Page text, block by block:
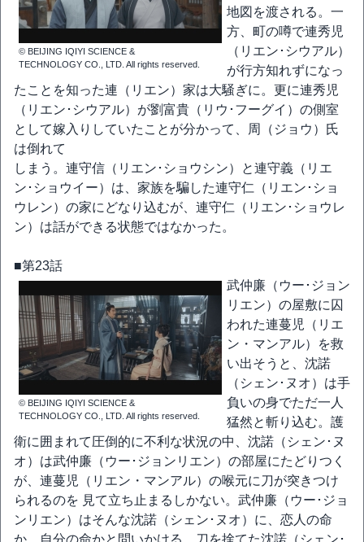
© BEIJING IQIYI SCIENCE &
TECHNOLOGY CO., LTD. All rights reserved.
地図を渡される。一
方、町の噂で連秀児
（リエン･シウアル）
が行方知れずになっ
たことを知った連（リエン）家は大騒ぎに。更に連秀児
（リエン･シウアル）が劉富貴（リウ･フーグイ）の側室
として嫁入りしていたことが分かって、周（ジョウ）氏
は倒れて
しまう。連守信（リエン･ショウシン）と連守義（リエ
ン･ショウイー）は、家族を騙した連守仁（リエン･ショ
ウレン）の家にどなり込むが、連守仁（リエン･ショウレ
ン）は話ができる状態ではなかった。
■第23話
© BEIJING IQIYI SCIENCE &
TECHNOLOGY CO., LTD. All rights reserved.
武仲廉（ウー･ジョン
リエン）の屋敷に囚
われた連蔓児（リエ
ン・マンアル）を救
い出そうと、沈諾
（シェン･ヌオ）は手
負いの身でただ一人
猛然と斬り込む。護
衛に囲まれて圧倒的に不利な状況の中、沈諾（シェン･ヌ
オ）は武仲廉（ウー･ジョンリエン）の部屋にたどりつく
が、連蔓児（リエン・マンアル）の喉元に刀が突きつけ
られるのを 見て立ち止まるしかない。武仲廉（ウー･ジョ
ンリエン）はそんな沈諾（シェン･ヌオ）に、恋人の命
か、自分の命かと問いかける。刀を捨てた沈諾（シェン･